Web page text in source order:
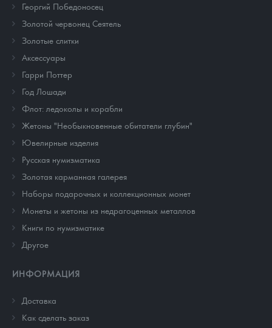
Георгий Победоносец
Золотой червонец Сеятель
Золотые слитки
Аксессуары
Гарри Поттер
Год Лошади
Флот: ледоколы и корабли
Жетоны "Необыкновенные обитатели глубин"
Ювелирные изделия
Русская нумизматика
Золотая карманная галерея
Наборы подарочных и коллекционных монет
Монеты и жетоны из недрагоценных металлов
Книги по нумизматике
Другое
ИНФОРМАЦИЯ
Доставка
Как сделать заказ